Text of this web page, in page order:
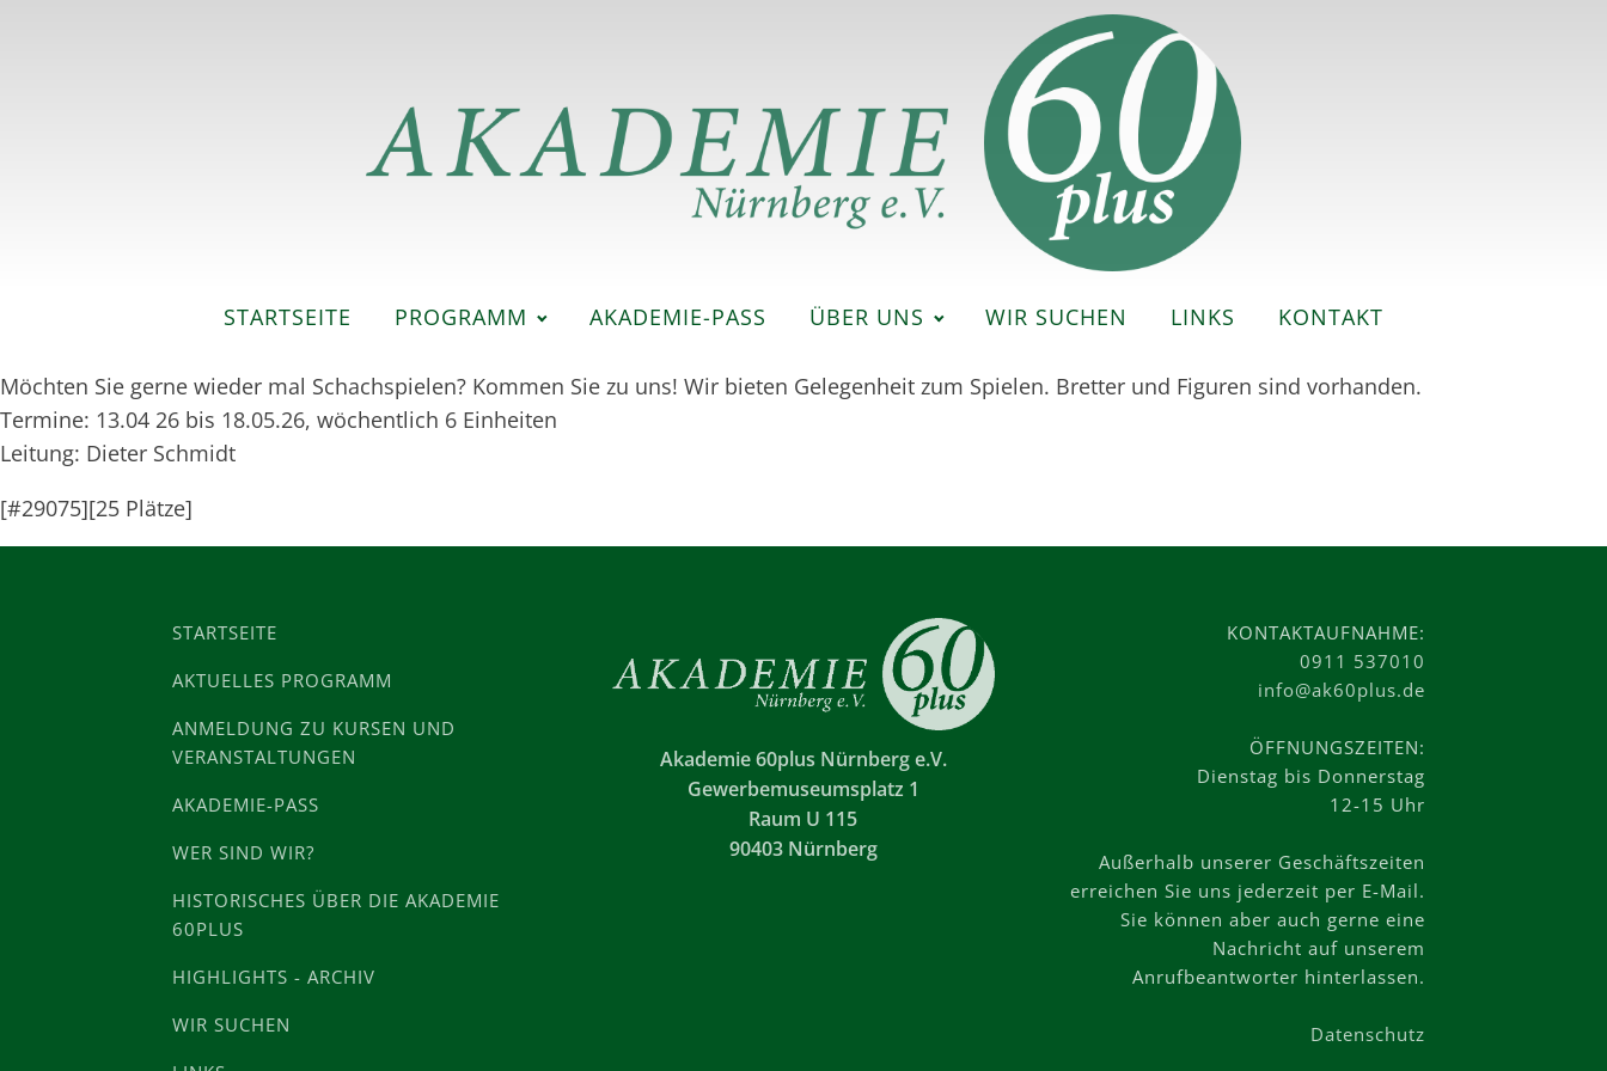
STARTSEITE PROGRAMM AKADEMIE-PASS ÜBER UNS WIR SUCHEN LINKS KONTAKT
Möchten Sie gerne wieder mal Schachspielen? Kommen Sie zu uns! Wir bieten Gelegenheit zum Spielen. Bretter und Figuren sind vorhanden.
Termine: 13.04 26 bis 18.05.26, wöchentlich 6 Einheiten
Leitung: Dieter Schmidt
[#29075][25 Plätze]
STARTSEITE
AKTUELLES PROGRAMM
ANMELDUNG ZU KURSEN UND
VERANSTALTUNGEN
AKADEMIE-PASS
WER SIND WIR?
HISTORISCHES ÜBER DIE AKADEMIE
60PLUS
HIGHLIGHTS - ARCHIV
WIR SUCHEN
Akademie 60plus Nürnberg e.V.
Gewerbemuseumsplatz 1
Raum U 115
90403 Nürnberg
KONTAKTAUFNAHME:
0911 537010
info@ak60plus.de
ÖFFNUNGSZEITEN:
Dienstag bis Donnerstag
12-15 Uhr
Außerhalb unserer Geschäftszeiten
erreichen Sie uns jederzeit per E-Mail.
Sie können aber auch gerne eine
Nachricht auf unserem
Anrufbeantworter hinterlassen.
Datenschutz